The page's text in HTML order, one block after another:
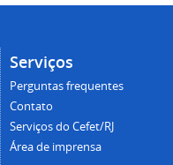
Serviços
Perguntas frequentes
Contato
Serviços do Cefet/RJ
Área de imprensa